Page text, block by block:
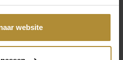
website
Reveal Pop-Inside of Pick & Mix